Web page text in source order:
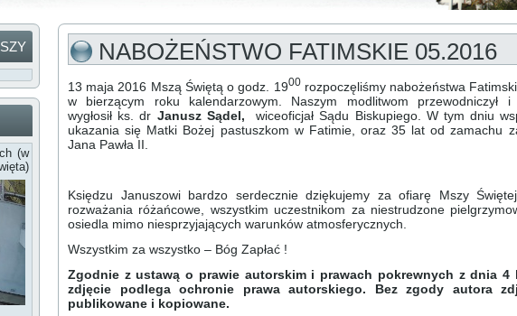
(w
NABOŻEŃSTWO FATIMSKIE 05.2016
13 maja 2016 Mszą Świętą o godz. 1900rozpoczęliśmy nabożeństwa
w bierzącym roku kalendarzowym. Naszym modlitwom przewodniczył
wygłosił ks. dr Janusz Sądel,wiceoficjał Sądu Biskupiego. W tym dniu
ukazania się Matki Bożej pastuszkom w Fatimie, oraz 35 lat od zamachu
Jana Pawła II.
Księdzu Januszowi bardzo serdecznie dziękujemy za ofiarę Mszy
rozważania różańcowe, wszystkim uczestnikom za niestrudzone
osiedla mimo niesprzyjających warunków atmosferycznych.
Wszystkim za wszystko – Bóg Zapłać !
Zgodnie z ustawą o prawie autorskim i prawach pokrewnych z dnia 4
zdjęcie podlega ochronie prawa autorskiego. Bez zgody autora
publikowane i kopiowane.